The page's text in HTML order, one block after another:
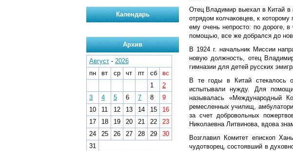
Отец Владимир выехал в Китай в
отрядом колчаковцев, к
ему очень непросто: по дороге,
помощью, все же добрался до
В 1924 г. начальник Миссии
новую должность, отец
гимназии для детей русских
В те годы в Китай стекалось
испытывали нужду. Для помощи
называлась «Международный
ремесленных училищ,
за счет добровольных
Николаевна Литвинова, вдова
Возглавил Комитет епископ
чудотворец, состоявший в
Календарь
Архив
Август - 2026
пн
вт ср чт пт сб
вс
1
2
3
4 5 6 7 8
9
10
11 12 13 14 15
16
17
18 19 20 21 22
23
24
25 26 27 28 29
30
31